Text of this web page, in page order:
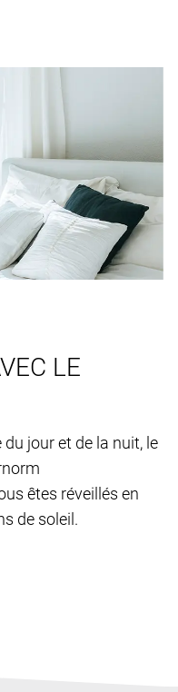
LE
jour et de la nuit, le
êtes réveillés en
de soleil.